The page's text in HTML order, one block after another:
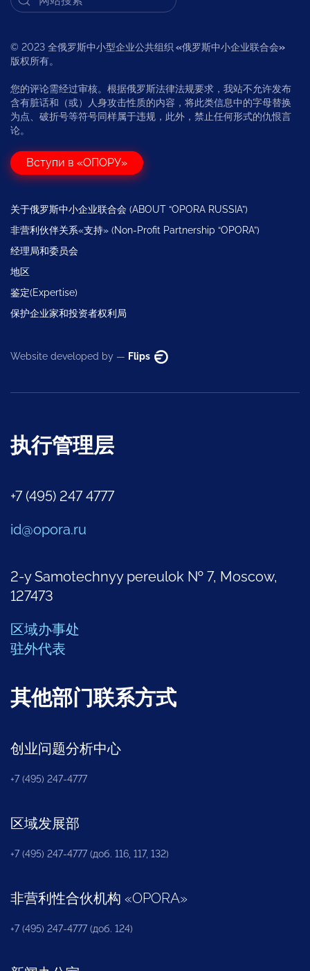
© 2023 全俄罗斯中小型企业公共组织 «俄罗斯中小企业联合会»
版权所有。
您的评论需经过审核。根据俄罗斯法律法规要求，我站不允许发布
含有脏话和（或）人身攻击性质的内容，将此类信息中的字母替换
为点、破折号等符号同样属于违规，此外，禁止任何形式的仇恨言
论。
Вступи в «ОПОРУ»
关于俄罗斯中小企业联合会 (ABOUT “OPORA RUSSIA”)
非营利伙伴关系«支持» (Non-Profit Partnership “OPORA”)
经理局和委员会
地区
鉴定(Expertise)
保护企业家和投资者权利局
Website developed by — Flips
执行管理层
+7 (495) 247 4777
id@opora.ru
2-y Samotechnyy pereulok № 7, Moscow,
127473
区域办事处
驻外代表
其他部门联系方式
创业问题分析中心
+7 (495) 247-4777
区域发展部
+7 (495) 247-4777 (доб. 116, 117, 132)
非营利性合伙机构 «OPORA»
+7 (495) 247-4777 (доб. 124)